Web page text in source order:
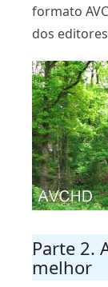
formato
dos
Parte 2.
melhor